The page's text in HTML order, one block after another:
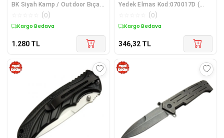
BK Siyah Kamp / Outdoor Bıçak
22,5cm - İpli Sap, Deri Kılıflı
(0)
Kargo Bedava
1.280 TL
Yedek Elmas Kod:070017D (
(0)
Kargo Bedava
346,32 TL